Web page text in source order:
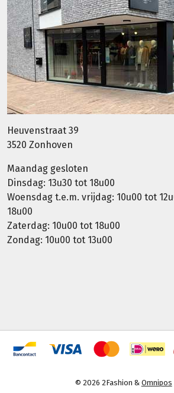
Heuvenstraat 39
3520 Zonhoven
Maandag gesloten
Dinsdag: 13u30 tot 18u00
Woensdag t.e.m. vrijdag: 10u00 tot
18u00
Zaterdag: 10u00 tot 18u00
Zondag: 10u00 tot 13u00
© 2026 2Fashion & Omnipos